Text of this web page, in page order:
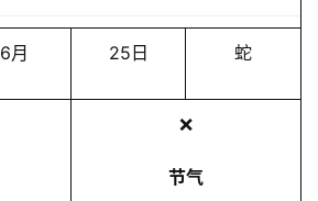
6月 25日 蛇
❌
节气